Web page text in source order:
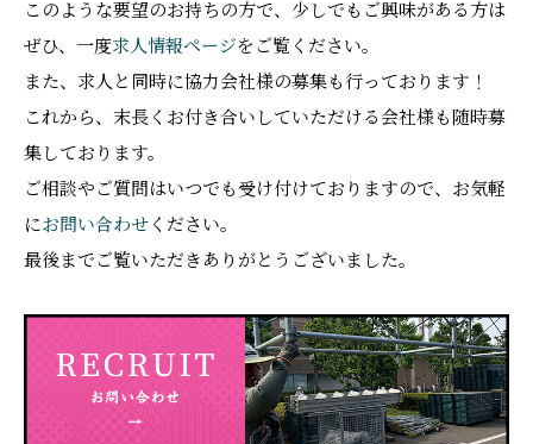
このような要望のお持ちの方で、少しでもご興味がある方は
ぜひ、一度求人情報ページをご覧ください。
また、求人と同時に協力会社様の募集も行っております！
これから、末長くお付き合いしていただける会社様も随時募
集しております。
ご相談やご質問はいつでも受け付けておりますので、お気軽
にお問い合わせ ください。
最後までご覧いただきありがとうございました。